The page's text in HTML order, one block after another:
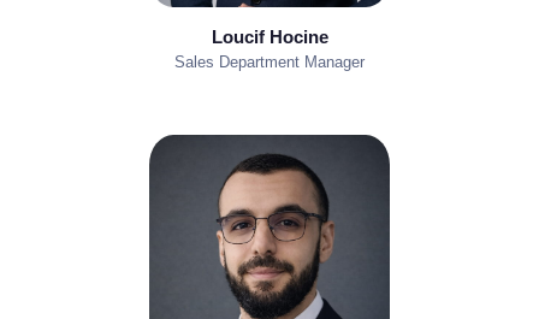
Loucif Hocine
Sales Department Manager